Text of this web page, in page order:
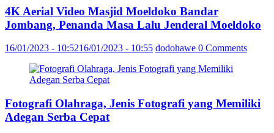
4K Aerial Video Masjid Moeldoko Bandar
Jombang, Penanda Masa Lalu Jenderal Moeldoko
16/01/2023 - 10:5216/01/2023 - 10:55 dodohawe 0 Comments
Fotografi Olahraga, Jenis Fotografi yang Memiliki
Adegan Serba Cepat